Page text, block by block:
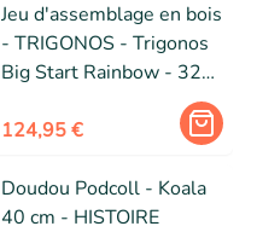
Jeu d'assemblage en bois
- TRIGONOS - Trigonos
Big Start Rainbow - 32
pièces - tissu coton bio
arc-en-ciel - 90x300 cm
124,95 €
Doudou Podcoll - Koala
40 cm - HISTOIRE